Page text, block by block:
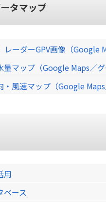
タマップ
レーダーGPV画像（Google
量マップ（Google Maps／
・風速マップ（Google
用
ベース